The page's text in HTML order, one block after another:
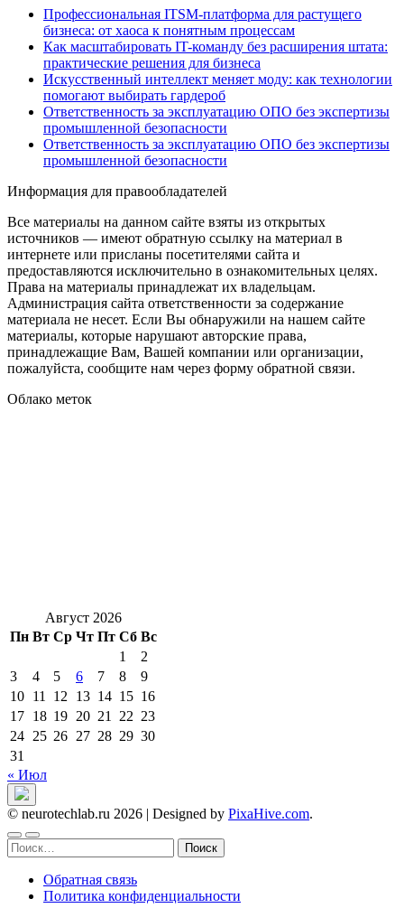
Профессиональная ITSM-платформа для растущего
бизнеса: от хаоса к понятным процессам
Как масштабировать IT-команду без расширения штата:
практические решения для бизнеса
Искусственный интеллект меняет моду: как технологии
помогают выбирать гардероб
Ответственность за эксплуатацию ОПО без экспертизы
промышленной безопасности
Ответственность за эксплуатацию ОПО без экспертизы
промышленной безопасности
Информация для правообладателей
Все материалы на данном сайте взяты из открытых
источников — имеют обратную ссылку на материал в
интернете или присланы посетителями сайта и
предоставляются исключительно в ознакомительных целях.
Права на материалы принадлежат их владельцам.
Администрация сайта ответственности за содержание
материала не несет. Если Вы обнаружили на нашем сайте
материалы, которые нарушают авторские права,
принадлежащие Вам, Вашей компании или организации,
пожалуйста, сообщите нам через форму обратной связи.
Облако меток
Август 2026
Пн Вт Ср Чт Пт Сб Вс
1
2
3
4 5 6 7 8
9
10 11 12 13 14 15 16
17 18 19 20 21 22 23
24 25 26 27 28 29 30
31
« Июл
© neurotechlab.ru 2026 | Designed by PixaHive.com.
Найти:
Обратная связь
Политика конфиденциальности